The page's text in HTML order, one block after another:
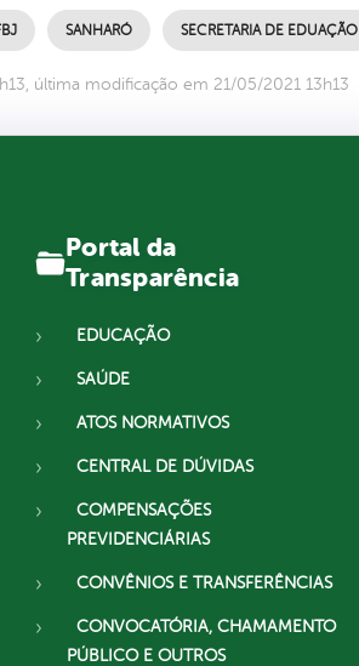
SANHARÓ SECRETARIA DE EDUAÇÃO
última modificação em 21/05/2021 13h13
Portal da
Transparência
EDUCAÇÃO
SAÚDE
ATOS NORMATIVOS
CENTRAL DE DÚVIDAS
COMPENSAÇÕES
PREVIDENCIÁRIAS
CONVÊNIOS E TRANSFERÊNCIAS
CONVOCATÓRIA, CHAMAMENTO
PÚBLICO E OUTROS